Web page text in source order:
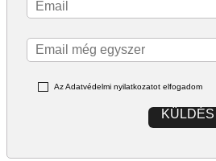
Az Adatvédelmi nyilatkozatot elfogadom
KÜLDÉS